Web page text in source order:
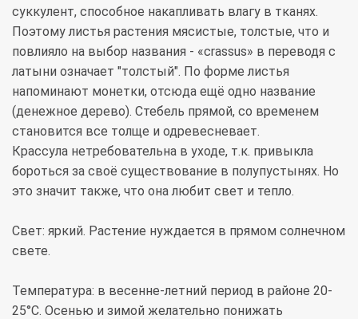
суккулент, способное накапливать влагу в тканях.
Поэтому листья растения мясистые, толстые, что и
повлияло на выбор названия - «crassus» в переводя с
латыни означает "толстый". По форме листья
напоминают монетки, отсюда ещё одно название
(денежное дерево). Стебель прямой, со временем
становится все толще и одревесневает.
Крассула нетребовательна в уходе, т.к. привыкла
бороться за своё существование в полупустынях. Но
это значит также, что она любит свет и тепло.
Свет: яркий. Растение нуждается в прямом солнечном
свете.
Температура: в весенне-летний период в районе 20-
25°С. Осенью и зимой желательно понижать